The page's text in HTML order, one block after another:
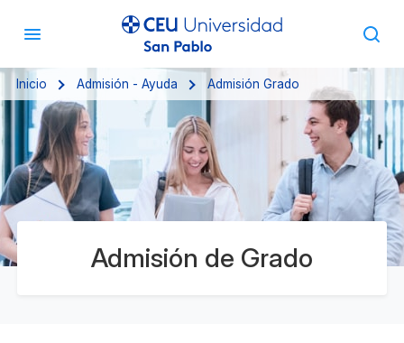
Inicio Admisión - Ayuda Admisión Grado
Admisión de Grado